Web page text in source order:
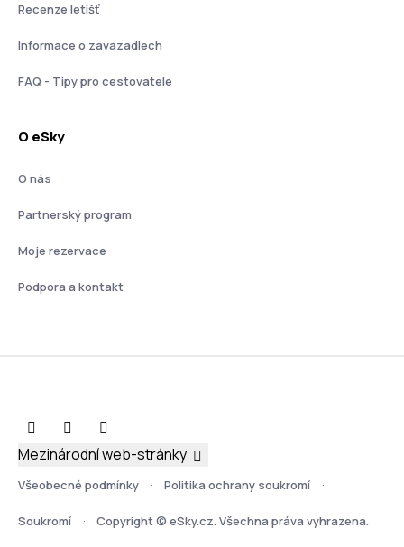
Recenze letišť
Informace o zavazadlech
FAQ - Tipy pro cestovatele
O eSky
O nás
Partnerský program
Moje rezervace
Podpora a kontakt
Všeobecné podmínky Politika ochrany soukromí
Soukromí Copyright © eSky.cz. Všechna práva vyhrazena.
Mezinárodní web-stránky